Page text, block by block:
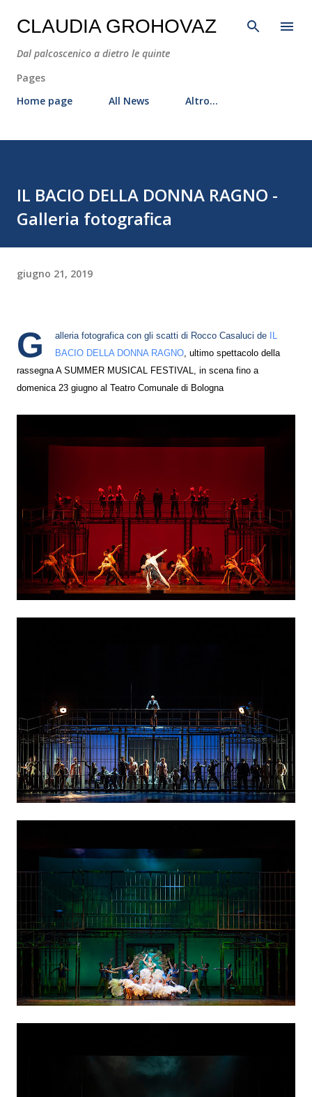
Passa ai contenuti principali
CLAUDIA GROHOVAZ
Dal palcoscenico a dietro le quinte
Pages
Home page
All News Altro…
IL BACIO DELLA DONNA RAGNO -
Galleria fotografica
giugno 21, 2019
G alleria fotografica con gli scatti di Rocco Casaluci de
IL
BACIO DELLA DONNA RAGNO, ultimo spettacolo della
rassegna A SUMMER MUSICAL FESTIVAL, in scena fino a
domenica 23 giugno al Teatro Comunale di Bologna